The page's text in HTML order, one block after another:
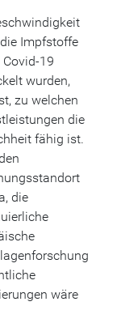
Impfstoffe
Covid-19
wurden,
zu welchen
die
fähig ist.
die
wäre